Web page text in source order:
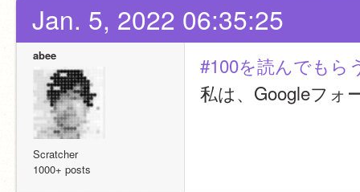
Jan. 5, 2022 06:35:25
abee
Scratcher
1000+ posts
#100を読んでもら
私は、Googleフォ